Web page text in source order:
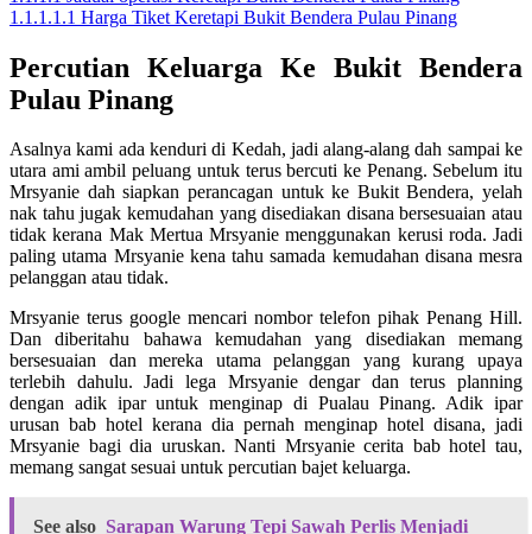
1.1.1.1.1 Harga Tiket Keretapi Bukit Bendera Pulau Pinang
Percutian Keluarga Ke Bukit Bendera
Pulau Pinang
Asalnya kami ada kenduri di Kedah, jadi alang-alang dah sampai ke
utara ami ambil peluang untuk terus bercuti ke Penang. Sebelum itu
Mrsyanie dah siapkan perancagan untuk ke Bukit Bendera, yelah
nak tahu jugak kemudahan yang disediakan disana bersesuaian atau
tidak kerana Mak Mertua Mrsyanie menggunakan kerusi roda. Jadi
paling utama Mrsyanie kena tahu samada kemudahan disana mesra
pelanggan atau tidak.
Mrsyanie terus google mencari nombor telefon pihak Penang Hill.
Dan diberitahu bahawa kemudahan yang disediakan memang
bersesuaian dan mereka utama pelanggan yang kurang upaya
terlebih dahulu. Jadi lega Mrsyanie dengar dan terus planning
dengan adik ipar untuk menginap di Pualau Pinang. Adik ipar
urusan bab hotel kerana dia pernah menginap hotel disana, jadi
Mrsyanie bagi dia uruskan. Nanti Mrsyanie cerita bab hotel tau,
memang sangat sesuai untuk percutian bajet keluarga.
See also Sarapan Warung Tepi Sawah Perlis Menjadi